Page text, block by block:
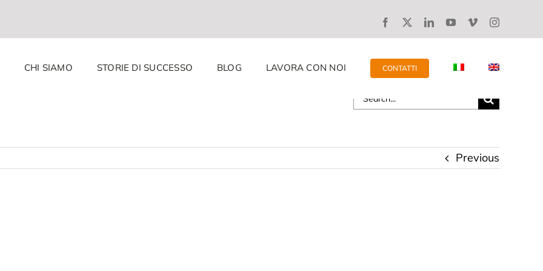
CHI SIAMO STORIE DI SUCCESSO BLOG LAVORA CON NOI CONTATTI
Search
for:
Previous